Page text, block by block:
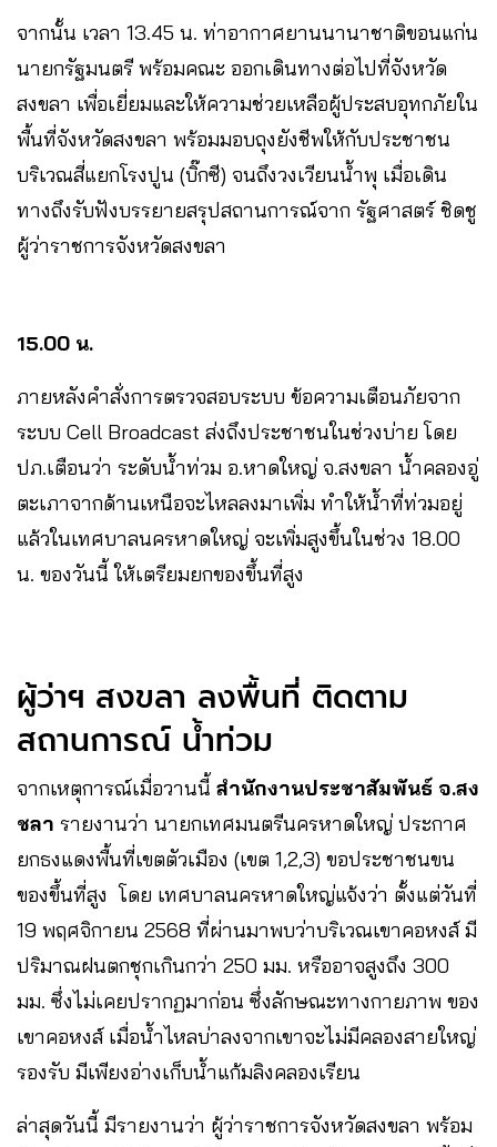
จากนั้น เวลา 13.45 น. ท่าอากาศยานนานาชาติขอนแก่น
นายกรัฐมนตรี พร้อมคณะ ออกเดินทางต่อไปที่จังหวัด
สงขลา เพื่อเยี่ยมและให้ความช่วยเหลือผู้ประสบอุทกภัยใน
พื้นที่จังหวัดสงขลา พร้อมมอบถุงยังชีพให้กับประชาชน
บริเวณสี่แยกโรงปูน (บิ๊กซี) จนถึงวงเวียนน้ำพุ เมื่อเดิน
ทางถึงรับฟังบรรยายสรุปสถานการณ์จาก รัฐศาสตร์ ชิดชู
ผู้ว่าราชการจังหวัดสงขลา
15.00 น.
ภายหลังคำสั่งการตรวจสอบระบบ ข้อความเตือนภัยจาก
ระบบ Cell Broadcast ส่งถึงประชาชนในช่วงบ่าย โดย
ปภ.เตือนว่า ระดับน้ำท่วม อ.หาดใหญ่ จ.สงขลา น้ำคลองอู่
ตะเภาจากด้านเหนือจะไหลลงมาเพิ่ม ทำให้น้ำที่ท่วมอยู่
แล้วในเทศบาลนครหาดใหญ่ จะเพิ่มสูงขึ้นในช่วง 18.00
น. ของวันนี้ ให้เตรียมยกของขึ้นที่สูง
ผู้ว่าฯ สงขลา ลงพื้นที่ ติดตาม
สถานการณ์ น้ำท่วม
จากเหตุการณ์เมื่อวานนี้ สำนักงานประชาสัมพันธ์ จ.สง
ชลา รายงานว่า นายกเทศมนตรีนครหาดใหญ่ ประกาศ
ยกธงแดงพื้นที่เขตตัวเมือง (เขต 1,2,3) ขอประชาชนขน
ของขึ้นที่สูง โดย เทศบาลนครหาดใหญ่แจ้งว่า ตั้งแต่วันที่
19 พฤศจิกายน 2568 ที่ผ่านมาพบว่าบริเวณเขาคอหงส์ มี
ปริมาณฝนตกชุกเกินกว่า 250 มม. หรืออาจสูงถึง 300
มม. ซึ่งไม่เคยปรากฏมาก่อน ซึ่งลักษณะทางกายภาพ ของ
เขาคอหงส์ เมื่อน้ำไหลบ่าลงจากเขาจะไม่มีคลองสายใหญ่
รองรับ มีเพียงอ่างเก็บน้ำแก้มลิงคลองเรียน
ล่าสุดวันนี้ มีรายงานว่า ผู้ว่าราชการจังหวัดสงขลา พร้อม